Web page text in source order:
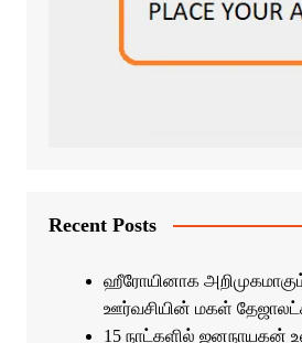
Recent Posts
ஹீரோயினாக
ஊர்வசியின் மகள்
15 நாட்களில் ஜனநாயகன்